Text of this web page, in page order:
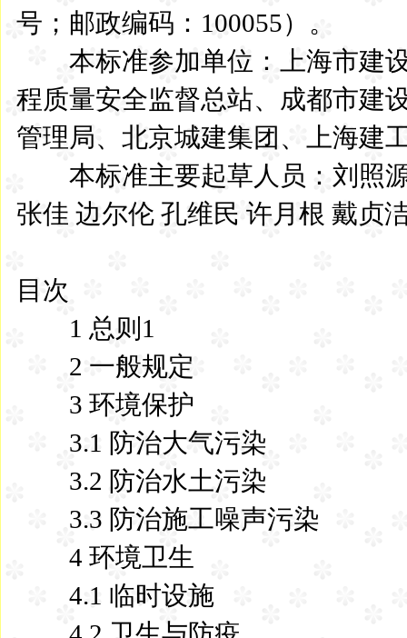
号；邮政编码：100055）。
本标准参加单位：上海市建设
程质量安全监督总站、成都市建
管理局、北京城建集团、上海建
本标准主要起草人员：刘照源
张佳 边尔伦 孔维民 许月根 戴贞
目次
1 总则1
2 一般规定
3 环境保护
3.1 防治大气污染
3.2 防治水土污染
3.3 防治施工噪声污染
4 环境卫生
4.1 临时设施